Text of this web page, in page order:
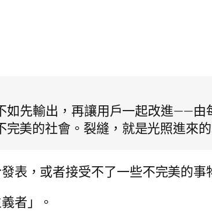
先輸出，再讓用戶一起改進——由
美的社會。裂縫，就是光照進來的
表，或者接受不了一些不完美的事
者」。